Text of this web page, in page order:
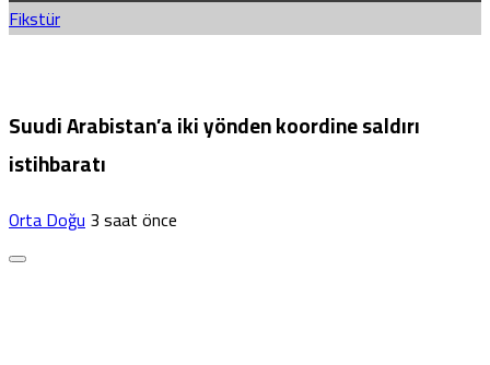
Fikstür
Suudi Arabistan’a iki yönden koordine saldırı
istihbaratı
Orta Doğu3 saat önce